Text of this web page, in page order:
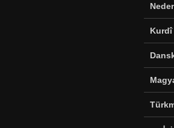
Kurdî